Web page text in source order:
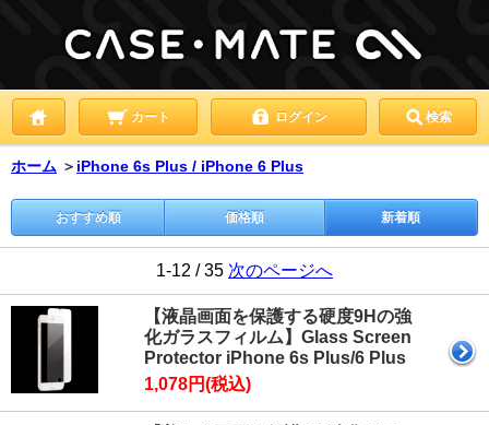
カート ログイン 検索
ホーム ＞ iPhone 6s Plus / iPhone 6 Plus
おすすめ順 価格順 新着順
1-12 / 35 次のページへ
【液晶画面を保護する硬度9Hの強
化ガラスフィルム】Glass Screen
Protector iPhone 6s Plus/6 Plus
1,078円(税込)